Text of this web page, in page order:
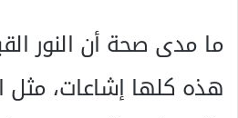
ما مدى صحة أن النور
هذه كلها إشاعات، مثل